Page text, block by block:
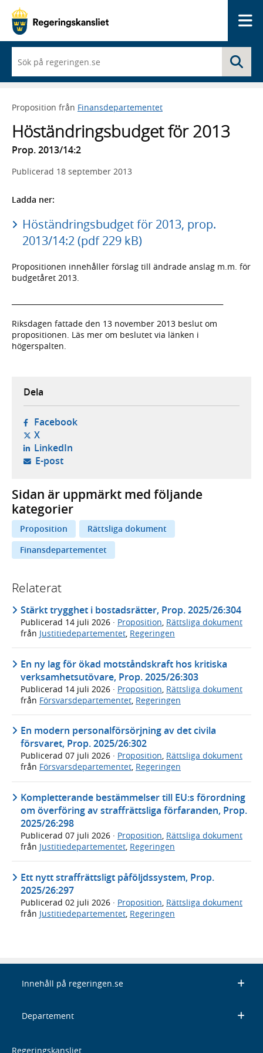
du
börjar
skriva
framträder
lista
med
sökförslag
Proposition från Finansdepartementet
Höständringsbudget för 2013
Prop. 2013/14:2
Publicerad 18 september 2013
Ladda ner:
Höständringsbudget för 2013, prop.
2013/14:2 (pdf 229 kB)
Propositionen innehåller förslag till ändrade anslag m.m. för
budgetåret 2013.
Riksdagen fattade den 13 november 2013 beslut om
propositionen. Läs mer om beslutet via länken i
högerspalten.
Dela
Facebook- öppnas i ny flik, extern webbplats,
X- öppnas i ny flik, extern webbplats,
LinkedIn- öppnas i ny flik, extern webbplats,
E-post- öppnar din e-postklient,
Sidan är uppmärkt med följande
kategorier
Proposition
Rättsliga dokument
Finansdepartementet
Relaterat
Stärkt trygghet i bostadsrätter, Prop. 2025/26:304
Publicerad 14 juli 2026 · Proposition, Rättsliga dokument
från Justitiedepartementet, Regeringen
En ny lag för ökad motståndskraft hos kritiska
verksamhetsutövare, Prop. 2025/26:303
Publicerad 14 juli 2026 · Proposition Rättsliga dokument
från Försvarsdepartementet Regeringen
En modern personalförsörjning av det civila
försvaret, Prop. 2025/26:302
Publicerad 07 juli 2026 · Proposition, Rättsliga dokument
från Försvarsdepartementet, Regeringen
Kompletterande bestämmelser till EU:s förordning
om överföring av straffrättsliga förfaranden, Prop.
2025/26:298
Publicerad 07 juli 2026 · Proposition, Rättsliga dokument
från Justitiedepartementet, Regeringen
Ett nytt straffrättsligt påföljdssystem, Prop.
2025/26:297
Publicerad 02 juli 2026 · Proposition Rättsliga dokument
från Justitiedepartementet Regeringen
Innehåll på regeringen.se
Departement
Regeringskansliet